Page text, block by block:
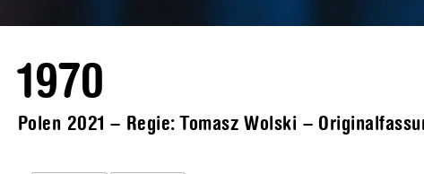
1970
Polen 2021 – Regie: Tomasz Wolski –